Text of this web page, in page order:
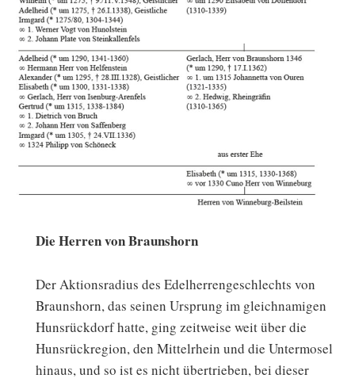
Die Herren von Braunshorn
Der Aktionsradius des Edelherrengeschlechts von
Braunshorn, das seinen Ursprung im gleichnamigen
Hunsrückdorf hatte, ging zeitweise weit über die
Hunsrückregion, den Mittelrhein und die Untermosel
hinaus, und so ist es nicht übertrieben, bei dieser